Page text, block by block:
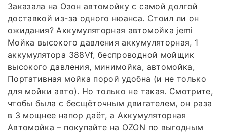
Заказала на Озон автомойку с самой долгой
доставкой из-за одного нюанса. Стоил ли он
ожидания? Аккумуляторная автомойка jemi
Мойка высокого давления аккумуляторная, 1
аккумулятора 388Vf, беспроводной мойщик
высокого давления, минимойка, автомойка,
Портативная мойка порой удобна (и не только
для мойки авто). Но только не такая. Смотрите,
чтобы была с бесщёточным двигателем, он раза
в 3 мощнее напор даёт, а Аккумуляторная
Автомойка – покупайте на OZON по выгодным